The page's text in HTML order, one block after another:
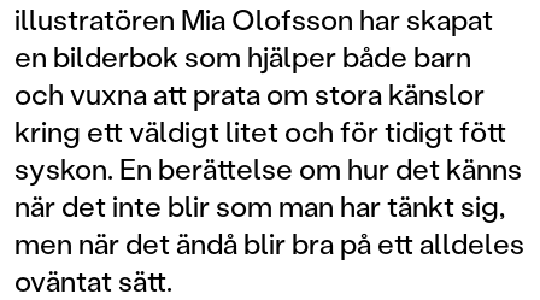
illustratören Mia Olofsson har skapat
en bilderbok som hjälper både barn
och vuxna att prata om stora känslor
kring ett väldigt litet och för tidigt fött
syskon. En berättelse om hur det känns
när det inte blir som man har tänkt sig,
men när det ändå blir bra på ett alldeles
oväntat sätt.